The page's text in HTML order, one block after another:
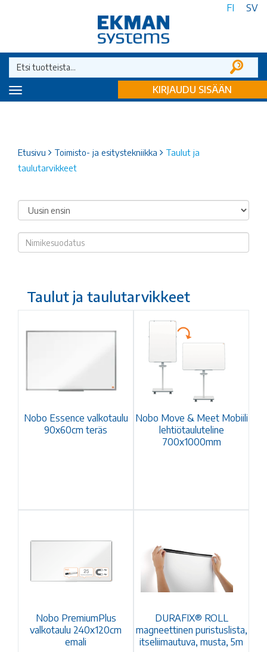
FI SV
Toggle
KIRJAUDU SISÄÄN
Etusivu Toimisto- ja esitystekniikka
Taulut ja
taulutarvikkeet
Taulut ja taulutarvikkeet
Nobo Essence valkotaulu
90x60cm teräs
Nobo Move & Meet Mobiili
lehtiötauluteline
700x1000mm
Nobo PremiumPlus
valkotaulu 240x120cm
emali
DURAFIX® ROLL
magneettinen puristuslista,
itseliimautuva, musta, 5m